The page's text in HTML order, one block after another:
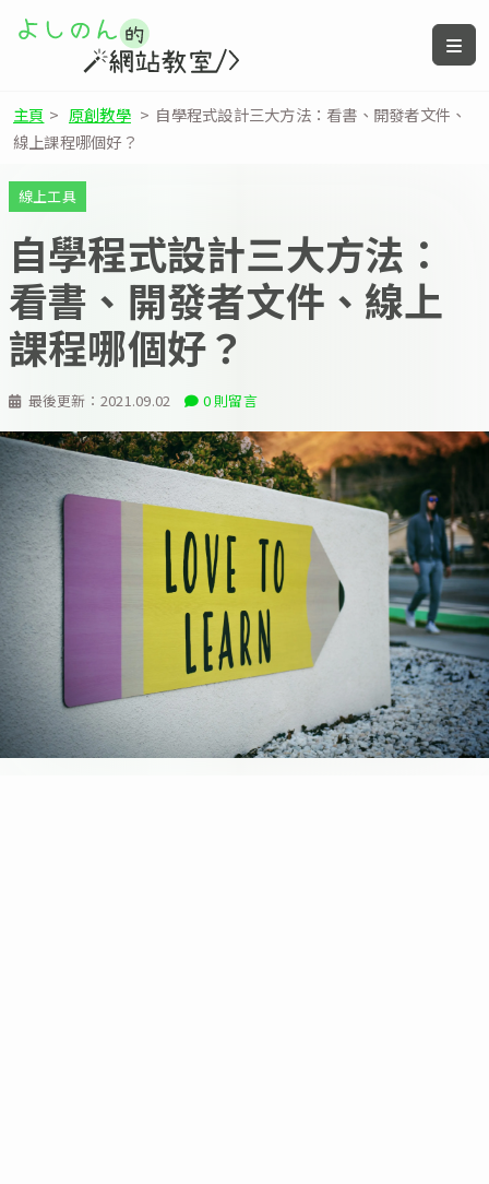
主頁 > 原創教學 > 自學程式設計三大方法：看書、開發者文件、
線上課程哪個好？
最後更新： 2021.09.02 0 則留言
線上工具
自學程式設計三大方法：
看書、開發者文件、線上
課程哪個好？